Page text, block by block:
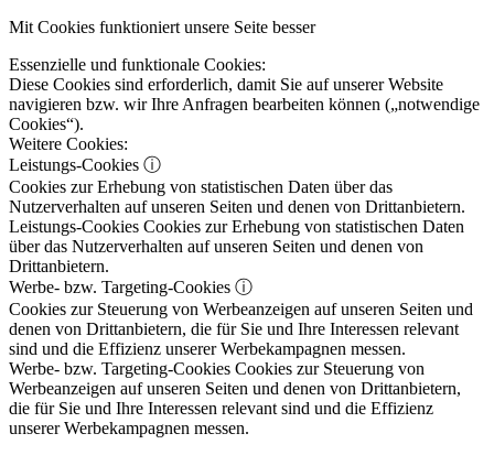
Mit Cookies funktioniert unsere Seite besser
Essenzielle und funktionale Cookies:
Diese Cookies sind erforderlich, damit Sie auf unserer Website
navigieren bzw. wir Ihre Anfragen bearbeiten können („notwendige
Cookies“).
Weitere Cookies:
Leistungs-Cookies ⓘ
Cookies zur Erhebung von statistischen Daten über das
Nutzerverhalten auf unseren Seiten und denen von Drittanbietern.
Leistungs-Cookies Cookies zur Erhebung von statistischen Daten
über das Nutzerverhalten auf unseren Seiten und denen von
Drittanbietern.
Werbe- bzw. Targeting-Cookies ⓘ
Cookies zur Steuerung von Werbeanzeigen auf unseren Seiten und
denen von Drittanbietern, die für Sie und Ihre Interessen relevant
sind und die Effizienz unserer Werbekampagnen messen.
Werbe- bzw. Targeting-Cookies Cookies zur Steuerung von
Werbeanzeigen auf unseren Seiten und denen von Drittanbietern,
die für Sie und Ihre Interessen relevant sind und die Effizienz
unserer Werbekampagnen messen.